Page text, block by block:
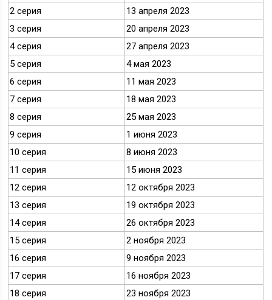
2 серия
13 апреля 2023
3 серия
20 апреля 2023
4 серия
27 апреля 2023
5 серия
4 мая 2023
6 серия
11 мая 2023
7 серия
18 мая 2023
8 серия
25 мая 2023
9 серия
1 июня 2023
10 серия
8 июня 2023
11 серия
15 июня 2023
12 серия
12 октября 2023
13 серия
19 октября 2023
14 серия
26 октября 2023
15 серия
2 ноября 2023
16 серия
9 ноября 2023
17 серия
16 ноября 2023
18 серия
23 ноября 2023